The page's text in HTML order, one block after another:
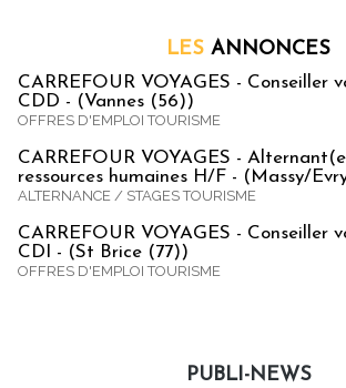
LES ANNONCES
CARREFOUR VOYAGES - Conseiller
CDD - (Vannes (56))
OFFRES D'EMPLOI TOURISME
CARREFOUR VOYAGES -
ressources humaines H/F - (Massy/
ALTERNANCE / STAGES TOURISME
CARREFOUR VOYAGES - Conseiller
CDI - (St Brice (77))
OFFRES D'EMPLOI TOURISME
PUBLI-NEWS